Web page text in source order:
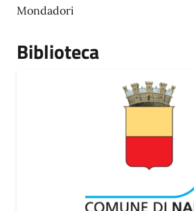
Mondadori
Biblioteca